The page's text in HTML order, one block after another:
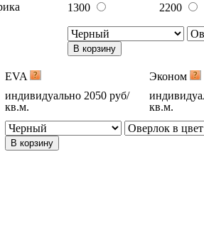
1300 2200
В корзину
EVA
Эконом
индивидуально 2050 руб/
кв.м.
кв.м.
В корзину